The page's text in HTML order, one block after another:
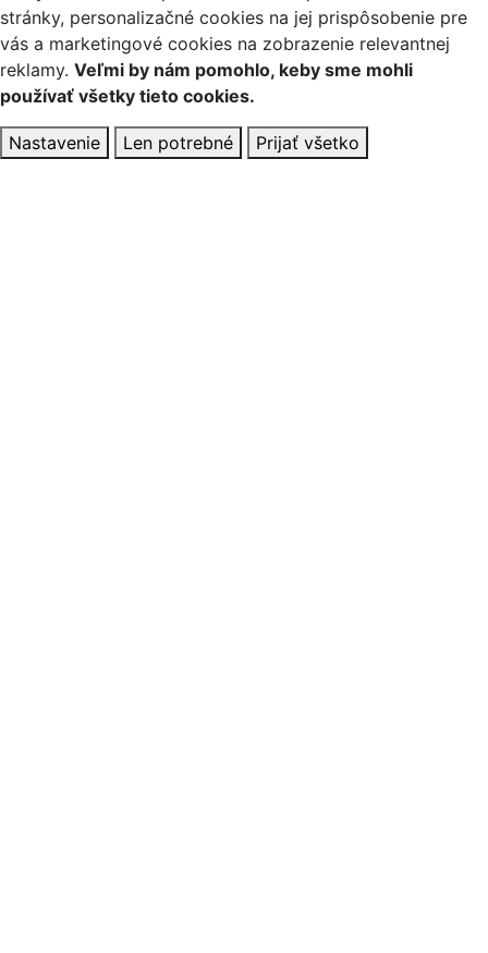
stránky, personalizačné cookies na jej prispôsobenie pre
vás a marketingové cookies na zobrazenie relevantnej
reklamy. Veľmi by nám pomohlo, keby sme mohli
používať všetky tieto cookies.
Nastavenie Len potrebné Prijať všetko